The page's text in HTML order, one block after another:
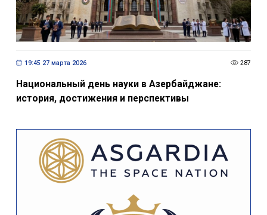
19:45 27 марта 2026 287
Национальный день науки в Азербайджане:
история, достижения и перспективы